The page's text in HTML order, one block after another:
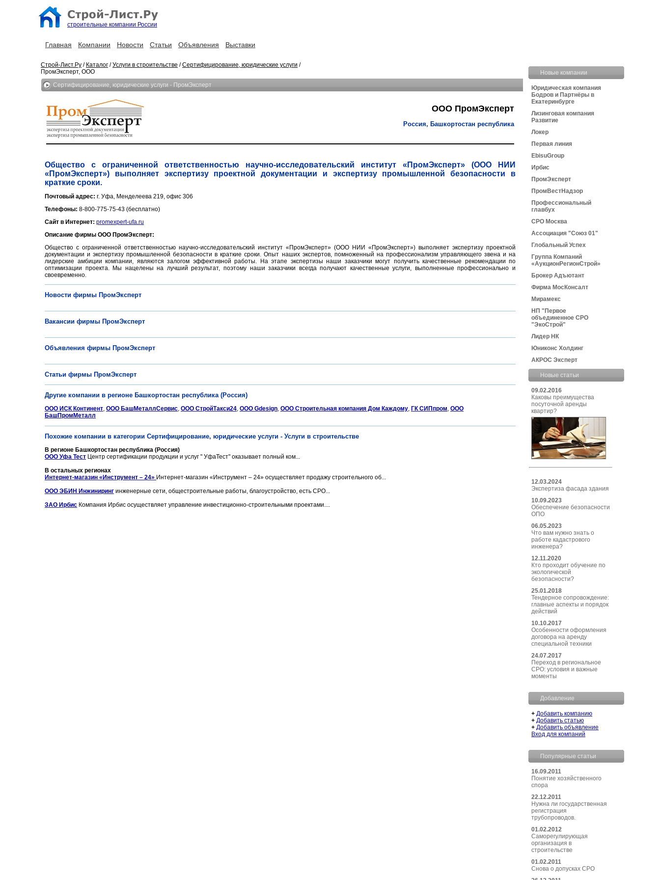
строительные компании России
Главная Компании Новости Статьи Объявления Выставки
Строй-Лист.Ру / Каталог /Услуги в строительстве /Сертифицирование, юридические услуги /
ПромЭксперт, ООО
Сертифицирование, юридические услуги - ПромЭксперт
ООО ПромЭксперт
Россия, Башкортостан республика
Общество с ограниченной ответственностью научно-исследовательский институт «ПромЭксперт» (ООО НИИ
«ПромЭксперт») выполняет экспертизу проектной документации и экспертизу промышленной безопасности в
краткие сроки.
Почтовый адрес: г. Уфа, Менделеева 219, офис 306
Телефоны: 8-800-775-75-43 (бесплатно)
Сайт в Интернет: promexpert-ufa.ru
Описание фирмы ООО ПромЭксперт:
Общество с ограниченной ответственностью научно-исследовательский институт «ПромЭксперт» (ООО НИИ «ПромЭксперт») выполняет экспертизу проектной
документации и экспертизу промышленной безопасности в краткие сроки. Опыт наших экспертов, помноженный на профессионализм управляющего звена и на
лидерские амбиции компании, являются залогом эффективной работы. На этапе экспертизы наши заказчики могут получить качественные рекомендации по
оптимизации проекта. Мы нацелены на лучший результат, поэтому наши заказчики всегда получают качественные услуги, выполненные профессионально и
своевременно.
Новости фирмы ПромЭксперт
Вакансии фирмы ПромЭксперт
Объявления фирмы ПромЭксперт
Статьи фирмы ПромЭксперт
Другие компании в регионе Башкортостан республика (Россия)
ООО ИСК Континент, ООО БашМеталлСервис, ООО СтройТакси24, ООО Gdesign, ООО Строительная компания Дом Каждому, ГК СИПпром, ООО
БашПромМеталл
Похожие компании в категории Сертифицирование, юридические услуги - Услуги в строительстве
В регионе Башкортостан республика (Россия)
ООО Уфа Тест Центр сертификации продукции и услуг " УфаТест" оказывает полный ком...
В остальных регионах
Интернет-магазин «Инструмент – 24» Интернет-магазин «Инструмент – 24» осуществляет продажу строительного об...
ООО ЭБИН Инжиниринг инженерные сети, общестроительные работы, благоустройство, есть СРО...
ЗАО Ирбис Компания Ирбис осуществляет управление инвестиционно-строительными проектами....
Новые компании
Юридическая компания
Бодров и Партнёры в
Екатеринбурге
Лизинговая компания
Развитие
Локер
Первая линия
EbisuGroup
Ирбис
ПромЭксперт
ПромВестНадзор
Профессиональный
главбух
СРО Москва
Ассоциация "Союз 01"
Глобальный Успех
Группа Компаний
«АукционРегионСтрой»
Брокер Адъютант
Фирма МосКонсалт
Мирамекс
НП "Первое
объединенное СРО
"ЭкоСтрой"
Лидер НК
Юниконс Холдинг
АКРОС Эксперт
Новые статьи
09.02.2016
Каковы преимущества
посуточной аренды
квартир?
12.03.2024
Экспертиза фасада здания
10.09.2023
Обеспечение безопасности
ОПО
06.05.2023
Что вам нужно знать о
работе кадастрового
инженера?
12.11.2020
Кто проходит обучение по
экологической
безопасности?
25.01.2018
Тендерное сопровождение:
главные аспекты и порядок
действий
10.10.2017
Особенности оформления
договора на аренду
специальной техники
24.07.2017
Переход в региональное
СРО: условия и важные
моменты
Добавление
+ Добавить компанию
+ Добавить статью
+ Добавить объявление
Вход для компаний
Популярные статьи
16.09.2011
Понятие хозяйственного
спора
22.12.2011
Нужна ли государственная
регистрация
трубопроводов.
01.02.2012
Саморегулирующая
организация в
строительстве
01.02.2011
Снова о допусках СРО